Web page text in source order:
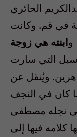
الحائري
في قم. وكانت
وابنته هي زوجة
التي سارت
ويُنقل عن
كان في النجف
نجله مصطفى
فيها إلى